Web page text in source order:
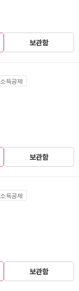
보관함
소득공제
보관함
소득공제
보관함